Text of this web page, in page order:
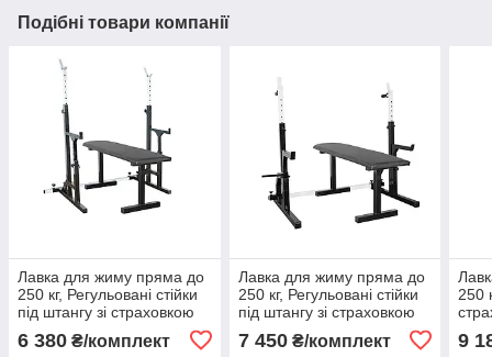
Подібні товари компанії
Лавка для жиму пряма до
250 кг, Регульовані стійки
під штангу зі страховкою
6 380 ₴/комплект
Лавка для жиму пряма до
250 кг, Регульовані стійки
під штангу зі страховкою
та брусами 40х40х2 мм до
200 кг
7 450₴/комплект
250
9